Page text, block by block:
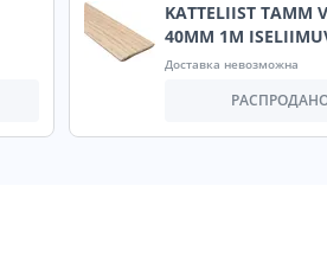
KATTELIIST TAMM
40MM 1M
Доставка невозможна